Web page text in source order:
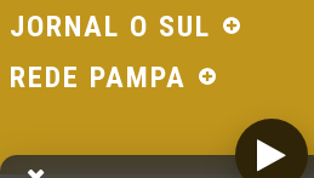
JORNAL O SUL
REDE PAMPA